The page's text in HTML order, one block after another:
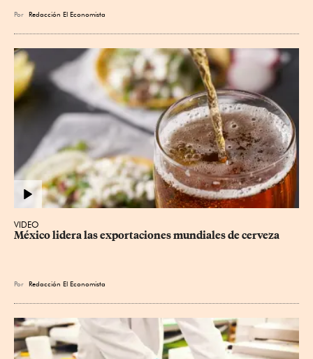
Por Redacción El Economista
VIDEO
México lidera las exportaciones mundiales de cerveza
Por Redacción El Economista